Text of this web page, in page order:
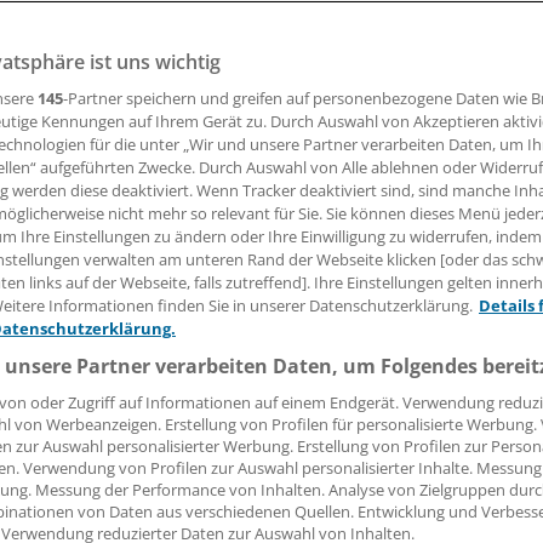
10:35 Uhr
Gesellschaft für Innere Medizin (DGIM) will die
verstärkt in der internistischen Behandlung
aber insbesondere auch die Möglichkeiten der
Gerd Hasenfuß, Professor am Uniklinikum
Journalisten.
dieÄrzte intensiver darüber aufzuklären, wie sie
oder digitale Diagnoseprogramme konkret nutzen
Technik eine "bescheidene Rolle" im Alltag der Ärzte.
eine neue Kultur und die Ärzteschaft öffne sich
modernen Technik. "Wir erleben eine dramatisch
ist uns wichtig
145-Partner speichern und greifen auf personenbezogene Daten wie
Kennungen auf Ihrem Gerät zu. Durch Auswahl von Akzeptieren
für die unter „Wir und unsere Partner verarbeiten Daten, um
aufgeführten Zwecke. Durch Auswahl von Alle ablehnen oder
werden diese deaktiviert. Wenn Tracker deaktiviert sind, sind manche
nicht mehr so relevant für Sie. Sie können dieses Menü
Ihre Einstellungen zu ändern oder Ihre Einwilligung zu widerrufen, indem
verwalten am unteren Rand der Webseite klicken [oder das
links auf der Webseite, falls zutreffend]. Ihre Einstellungen gelten
Informationen finden Sie in unserer Datenschutzerklärung. Details
Partner verarbeiten Daten, um Folgendes
oder Zugriff auf Informationen auf einem Endgerät. Verwendung
von Werbeanzeigen. Erstellung von Profilen für personalisierte
zur Auswahl personalisierter Werbung. Erstellung von Profilen zur
Verwendung von Profilen zur Auswahl personalisierter Inhalte.
Messung der Performance von Inhalten. Analyse von Zielgruppen
von Daten aus verschiedenen Quellen. Entwicklung und
reduzierter Daten zur Auswahl von Inhalten.